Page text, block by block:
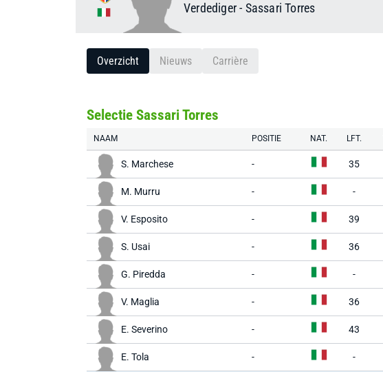
Verdediger- Sassari Torres
Overzicht Nieuws Carrière
Selectie Sassari Torres
NAAM POSITIE NAT. LFT.
S. Marchese - 35
M. Murru - -
V. Esposito - 39
S. Usai - 36
G. Piredda - -
V. Maglia - 36
E. Severino - 43
E. Tola - -